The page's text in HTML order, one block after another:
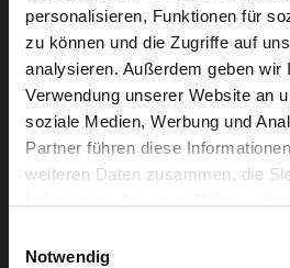
personalisieren, Funktionen für
zu können und die Zugriffe auf
analysieren. Außerdem geben wir
Verwendung unserer Website an
soziale Medien, Werbung und
Partner führen diese
weiteren Daten zusammen, die
Notwendig